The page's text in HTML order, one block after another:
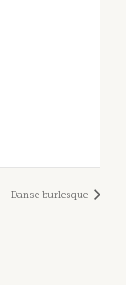
Danse burlesque